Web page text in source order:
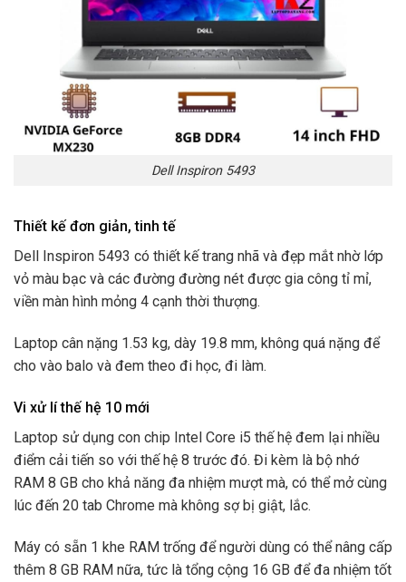
Dell Inspiron 5493
Thiết kế đơn giản, tinh tế
Dell Inspiron 5493 có thiết kế trang nhã và đẹp mắt nhờ lớp
vỏ màu bạc và các đường đường nét được gia công tỉ mỉ,
viền màn hình mỏng 4 cạnh thời thượng.
Laptop cân nặng 1.53 kg, dày 19.8 mm, không quá nặng để
cho vào balo và đem theo đi học, đi làm.
Vi xử lí thế hệ 10 mới
Laptop sử dụng con chip Intel Core i5 thế hệ đem lại nhiều
điểm cải tiến so với thế hệ 8 trước đó. Đi kèm là bộ nhớ
RAM 8 GB cho khả năng đa nhiệm mượt mà, có thể mở cùng
lúc đến 20 tab Chrome mà không sợ bị giật, lắc.
Máy có sẵn 1 khe RAM trống để người dùng có thể nâng cấp
thêm 8 GB RAM nữa, tức là tổng cộng 16 GB để đa nhiệm tốt